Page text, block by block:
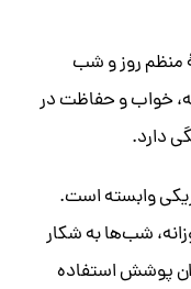
منظم روز و شب
خواب و حفاظت در
دارد.
وابسته است.
شب‌ها به شکار
پوشش استفاده